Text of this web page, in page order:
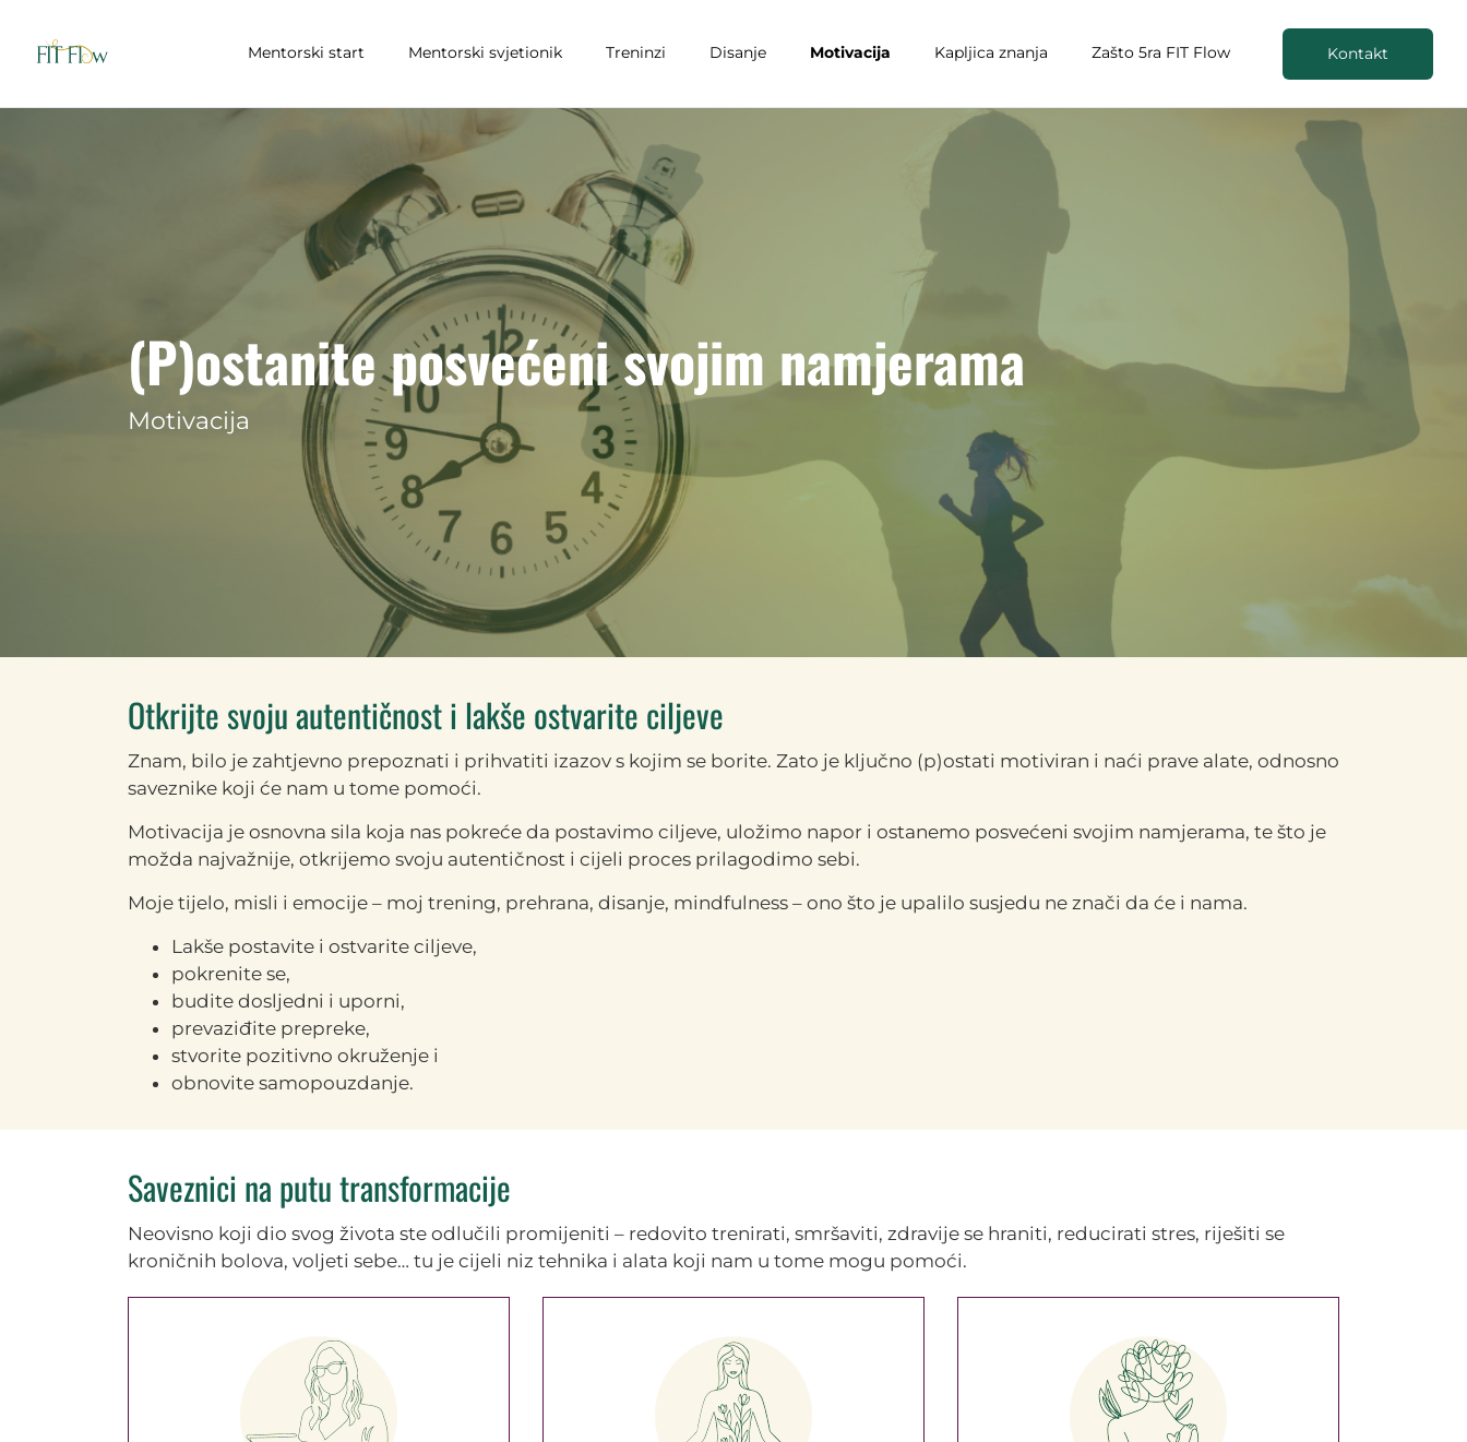
Mentorski start Mentorski svjetionik Treninzi Disanje Motivacija Kapljica znanja Zašto 5ra FIT Flow Kontakt
(P)ostanite posvećeni svojim namjerama
Motivacija
Otkrijte svoju autentičnost i lakše ostvarite ciljeve
Znam, bilo je zahtjevno prepoznati i prihvatiti izazov s kojim se borite. Zato je ključno (p)ostati motiviran i naći prave alate, odnosno
saveznike koji će nam u tome pomoći.
Motivacija je osnovna sila koja nas pokreće da postavimo ciljeve, uložimo napor i ostanemo posvećeni svojim namjerama, te što je
možda najvažnije, otkrijemo svoju autentičnost i cijeli proces prilagodimo sebi.
Moje tijelo, misli i emocije – moj trening, prehrana, disanje, mindfulness – ono što je upalilo susjedu ne znači da će i nama.
Lakše postavite i ostvarite ciljeve,
pokrenite se,
budite dosljedni i uporni,
prevaziđite prepreke,
stvorite pozitivno okruženje i
obnovite samopouzdanje.
Saveznici na putu transformacije
Neovisno koji dio svog života ste odlučili promijeniti – redovito trenirati, smršaviti, zdravije se hraniti, reducirati stres, riješiti se
kroničnih bolova, voljeti sebe… tu je cijeli niz tehnika i alata koji nam u tome mogu pomoći.